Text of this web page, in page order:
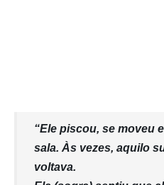
“Ele piscou, se moveu
sala. Às vezes, aquilo
voltava.